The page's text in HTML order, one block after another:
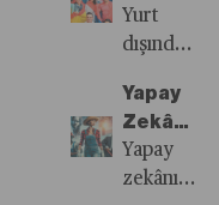
“YÖK”
Demiyor
Yurt
dışında
almayı
planlayan
gelecekteki
Yapay
Zekâya
Karşı
İşi En
Yapay
zekânın